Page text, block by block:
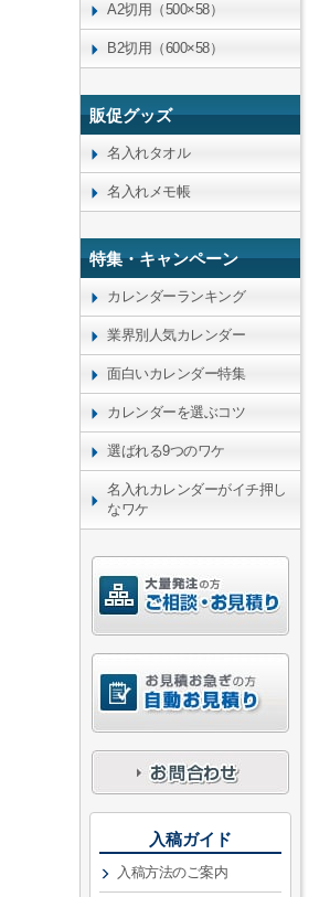
A2切用（500×58）
B2切用（600×58）
販促グッズ
名入れタオル
名入れメモ帳
特集・キャンペーン
カレンダーランキング
業界別人気カレンダー
面白いカレンダー特集
カレンダーを選ぶコツ
選ばれる9つのワケ
名入れカレンダーがイチ押し
なワケ
入稿ガイド
入稿方法のご案内